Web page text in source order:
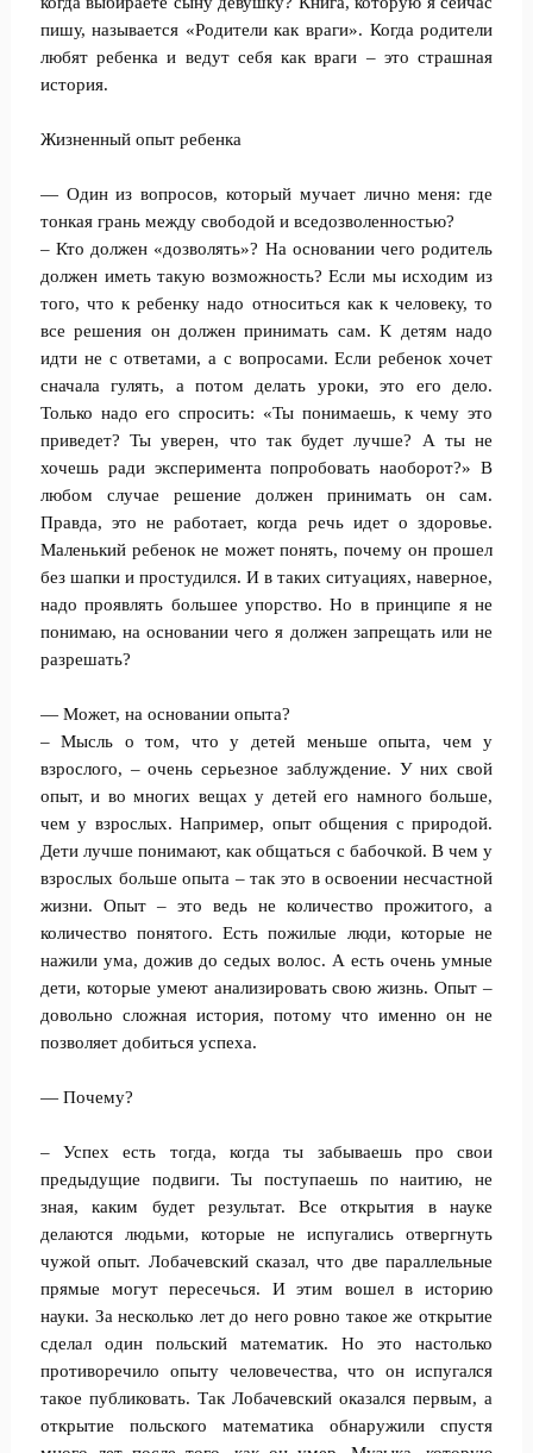
пишу, называется «Родители как враги». Когда родители
любят ребенка и ведут себя как враги – это страшная
история.
Жизненный опыт ребенка
— Один из вопросов, который мучает лично меня: где
тонкая грань между свободой и вседозволенностью?
– Кто должен «дозволять»? На основании чего родитель
должен иметь такую возможность? Если мы исходим из
того, что к ребенку надо относиться как к человеку, то
все решения он должен принимать сам. К детям надо
идти не с ответами, а с вопросами. Если ребенок хочет
сначала гулять, а потом делать уроки, это его дело.
Только надо его спросить: «Ты понимаешь, к чему это
приведет? Ты уверен, что так будет лучше? А ты не
хочешь ради эксперимента попробовать наоборот?» В
любом случае решение должен принимать он сам.
Правда, это не работает, когда речь идет о здоровье.
Маленький ребенок не может понять, почему он прошел
без шапки и простудился. И в таких ситуациях, наверное,
надо проявлять большее упорство. Но в принципе я не
понимаю, на основании чего я должен запрещать или не
разрешать?
— Может, на основании опыта?
– Мысль о том, что у детей меньше опыта, чем у
взрослого, – очень серьезное заблуждение. У них свой
опыт, и во многих вещах у детей его намного больше,
чем у взрослых. Например, опыт общения с природой.
Дети лучше понимают, как общаться с бабочкой. В чем у
взрослых больше опыта – так это в освоении несчастной
жизни. Опыт – это ведь не количество прожитого, а
количество понятого. Есть пожилые люди, которые не
нажили ума, дожив до седых волос. А есть очень умные
дети, которые умеют анализировать свою жизнь. Опыт –
довольно сложная история, потому что именно он не
позволяет добиться успеха.
— Почему?
– Успех есть тогда, когда ты забываешь про свои
предыдущие подвиги. Ты поступаешь по наитию, не
зная, каким будет результат. Все открытия в науке
делаются людьми, которые не испугались отвергнуть
чужой опыт. Лобачевский сказал, что две параллельные
прямые могут пересечься. И этим вошел в историю
науки. За несколько лет до него ровно такое же открытие
сделал один польский математик. Но это настолько
противоречило опыту человечества, что он испугался
такое публиковать. Так Лобачевский оказался первым, а
открытие польского математика обнаружили спустя